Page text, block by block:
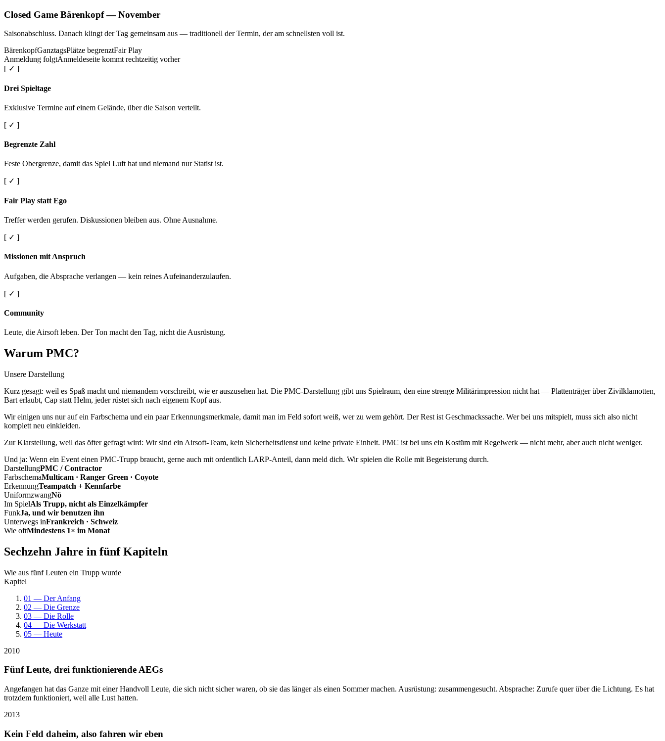
Closed Game Bärenkopf — November
Saisonabschluss. Danach klingt der Tag gemeinsam aus — traditionell der Termin, der am schnellsten voll ist.
BärenkopfGanztagsPlätze begrenztFair Play
Anmeldung folgtAnmeldeseite kommt rechtzeitig vorher
[ ✓ ]
Drei Spieltage
Exklusive Termine auf einem Gelände, über die Saison verteilt.
[ ✓ ]
Begrenzte Zahl
Feste Obergrenze, damit das Spiel Luft hat und niemand nur Statist ist.
[ ✓ ]
Fair Play statt Ego
Treffer werden gerufen. Diskussionen bleiben aus. Ohne Ausnahme.
[ ✓ ]
Missionen mit Anspruch
Aufgaben, die Absprache verlangen — kein reines Aufeinanderzulaufen.
[ ✓ ]
Community
Leute, die Airsoft leben. Der Ton macht den Tag, nicht die Ausrüstung.
Warum PMC?
Unsere Darstellung
Kurz gesagt: weil es Spaß macht und niemandem vorschreibt, wie er auszusehen hat. Die PMC-Darstellung gibt uns Spielraum, den eine strenge Militärimpression nicht hat — Plattenträger über Zivilklamotten,
Bart erlaubt, Cap statt Helm, jeder rüstet sich nach eigenem Kopf aus.
Wir einigen uns nur auf ein Farbschema und ein paar Erkennungsmerkmale, damit man im Feld sofort weiß, wer zu wem gehört. Der Rest ist Geschmackssache. Wer bei uns mitspielt, muss sich also nicht
komplett neu einkleiden.
Zur Klarstellung, weil das öfter gefragt wird: Wir sind ein Airsoft-Team, kein Sicherheitsdienst und keine private Einheit. PMC ist bei uns ein Kostüm mit Regelwerk — nicht mehr, aber auch nicht weniger.
Und ja: Wenn ein Event einen PMC-Trupp braucht, gerne auch mit ordentlich LARP-Anteil, dann meld dich. Wir spielen die Rolle mit Begeisterung durch.
DarstellungPMC / Contractor
FarbschemaMulticam · Ranger Green · Coyote
ErkennungTeampatch + Kennfarbe
UniformzwangNö
Im SpielAls Trupp, nicht als Einzelkämpfer
FunkJa, und wir benutzen ihn
Unterwegs inFrankreich · Schweiz
Wie oftMindestens 1× im Monat
Sechzehn Jahre in fünf Kapiteln
Wie aus fünf Leuten ein Trupp wurde
Kapitel
01 — Der Anfang
02 — Die Grenze
03 — Die Rolle
04 — Die Werkstatt
05 — Heute
2010
Fünf Leute, drei funktionierende AEGs
Angefangen hat das Ganze mit einer Handvoll Leute, die sich nicht sicher waren, ob sie das länger als einen Sommer machen. Ausrüstung: zusammengesucht. Absprache: Zurufe quer über die Lichtung. Es hat
trotzdem funktioniert, weil alle Lust hatten.
2013
Kein Feld daheim, also fahren wir eben